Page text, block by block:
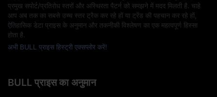
प्रमुख सपोर्ट/प्रतिरोध स्तरों और अस्थिरता पैटर्न को समझने में मदद मिलती है. चाहे
आप अब तक का सबसे उच्च स्तर ट्रैक कर रहे हों या ट्रेंड की पहचान कर रहे हों,
ऐतिहासिक डेटा प्राइस के अनुमान और तकनीकी विश्लेषण का एक महत्वपूर्ण हिस्सा
होता है.
अभी BULL प्राइस हिस्ट्री एक्सप्लोर करें!
BULL प्राइस का अनुमान